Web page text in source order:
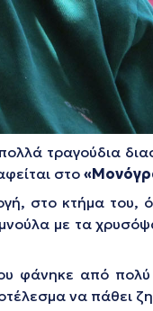
τραγούδια
στο «
στο κτήμα του,
με τα
φάνηκε από
να πάθει